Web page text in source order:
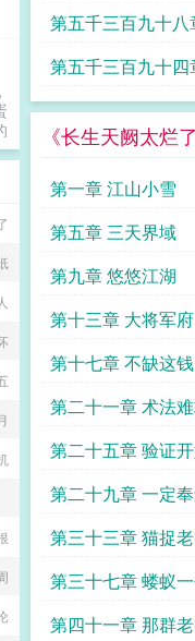
猜测
第五千三百九十八
词
第五千三百九十四
啄
《长生天阙太烂
第一章 江山小雪
第五章 三天界域
第九章 悠悠江湖
第十三章 大将军府
第十七章 不缺这钱
第二十一章 术法
第二十五章 验证
第二十九章 一定
第三十三章 猫捉
第三十七章 蝼蚁
第四十一章 那群